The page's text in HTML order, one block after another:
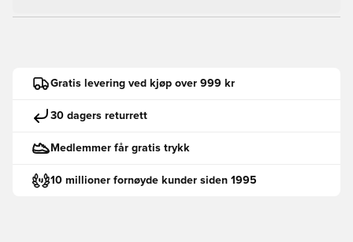
Gratis levering ved kjøp over 999 kr
30 dagers returrett
Medlemmer får gratis trykk
10 millioner fornøyde kunder siden 1995